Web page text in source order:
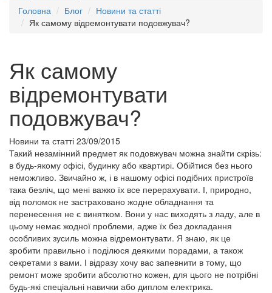
Головна Блог
Новини та статті
Як самому відремонтувати подовжувач?
Як самому
відремонтувати
подовжувач?
Новини та статті 23/09/2015
Такий незамінний предмет як подовжувач можна знайти скрізь:
в будь-якому офісі, будинку або квартирі. Обійтися без нього
неможливо. Звичайно ж, і в нашому офісі подібних пристроїв
така безліч, що мені важко їх все перерахувати. І, природно,
від поломок не застраховано жодне обладнання та
перенесення не є винятком. Вони у нас виходять з ладу, але в
цьому немає жодної проблеми, адже їх без докладання
особливих зусиль можна відремонтувати. Я знаю, як це
зробити правильно і поділюся деякими порадами, а також
секретами з вами. І відразу хочу вас запевнити в тому, що
ремонт може зробити абсолютно кожен, для цього не потрібні
будь-які спеціальні навички або диплом електрика.